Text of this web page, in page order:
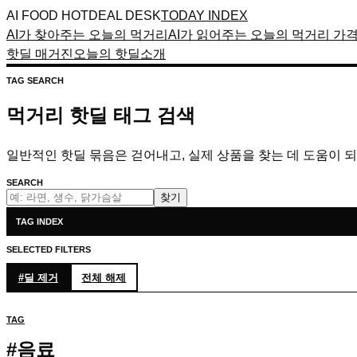
AI FOOD HOTDEAL DESKTODAY INDEX
AI가 찾아주는 오늘의 먹거리 AI가 읽어주는 오늘의 먹거리 가
핫딜 매거진 오늘의 핫딜소개
TAG SEARCH
먹거리 핫딜 태그 검색
일반적인 핫딜 묶음은 걷어내고, 실제 상품을 찾는 데 도움이
SEARCH
찾기
TAG INDEX
SELECTED FILTERS
#딜 제거 전체 해제
TAG
#음료